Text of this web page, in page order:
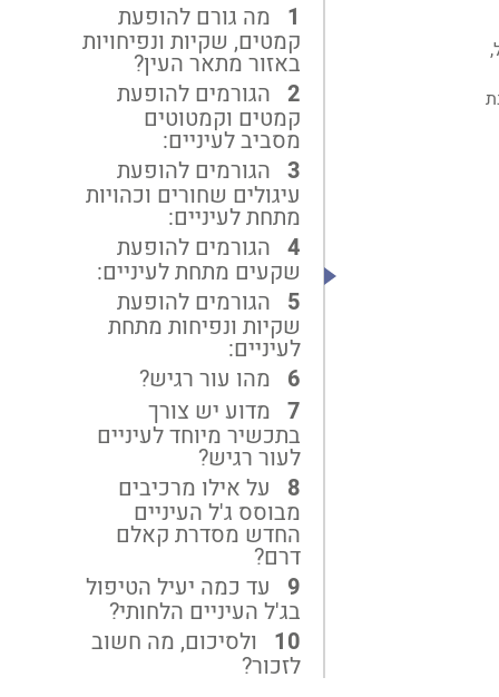
מה גורם להופעת
קמטים, שקיות ונפיחויות
באזור מתאר העין?
הגורמים להופעת
קמטים וקמטוטים
מסביב לעיניים:
הגורמים להופעת
עיגולים שחורים וכהויות
מתחת לעיניים:
הגורמים להופעת
שקעים מתחת לעיניים:
הגורמים להופעת
שקיות ונפיחות מתחת
לעיניים:
מהו עור רגיש?
מדוע יש צורך
בתכשיר מיוחד לעיניים
לעור רגיש?
על אילו מרכיבים
מבוסס ג'ל העיניים
החדש מסדרת קאלם
דרם?
עד כמה יעיל הטיפול
בג'ל העיניים הלחותי?
ולסיכום, מה חשוב
לזכור?